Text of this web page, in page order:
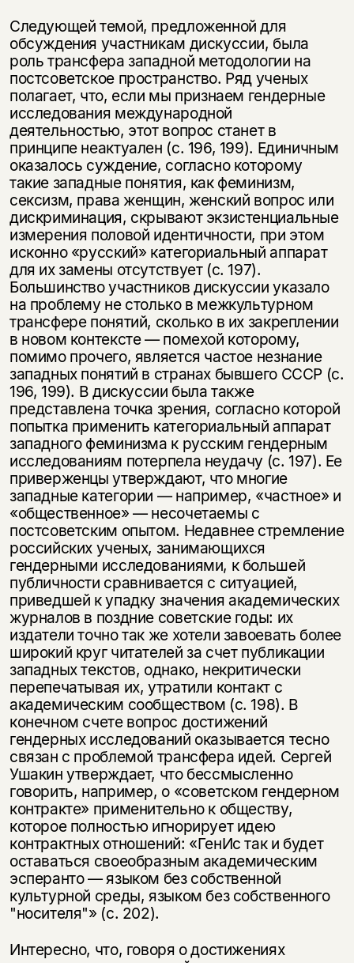
Следующей темой, предложенной для
обсуждения участникам дискуссии, была
роль трансфера западной методологии на
постсоветское пространство. Ряд ученых
полагает, что, если мы признаем гендерные
исследования меж­дународной
деятельностью, этот вопрос станет в
принципе неактуален (с. 196, 199). Единичным
оказалось суждение, согласно которому
такие западные по­нятия, как феминизм,
сексизм, права женщин, женский вопрос или
дискри­минация, скрывают экзистенциальные
измерения половой идентичности, при этом
исконно «русский» категориальный аппарат
для их замены отсут­ствует (с. 197).
Большинство участников дискуссии указало
на проблему не столько в межкультурном
трансфере понятий, сколько в их закреплении
в новом контексте — помехой которому,
помимо прочего, является частое незнание
западных понятий в странах бывшего СССР (с.
196, 199). В дискус­сии была также
представлена точка зрения, согласно которой
попытка при­менить категориальный аппарат
западного феминизма к русским гендерным
исследованиям потерпела неудачу (с. 197). Ее
приверженцы утверждают, что многие
западные категории — например, «частное» и
«общественное» — несочетаемы с
постсоветским опытом. Недавнее стремление
российских уче­ных, занимающихся
гендерными исследованиями, к большей
публичности сравнивается с ситуацией,
приведшей к упадку значения академических
жур­налов в поздние советские годы: их
издатели точно так же хотели завоевать более
широкий круг читателей за счет публикации
западных текстов, однако, некритически
перепечатывая их, утратили контакт с
академическим сообще­ством (с. 198). В
конечном счете вопрос достижений
гендерных исследова­ний оказывается тесно
связан с проблемой трансфера идей. Сергей
Ушакин утверждает, что бессмысленно
говорить, например, о «советском гендерном
контракте» применительно к обществу,
которое полностью игнорирует идею
контрактных отношений: «ГенИс так и будет
оставаться своеобразным ака­демическим
эсперанто — языком без собственной
культурной среды, языком без собственного
"носителя"» (с. 202).
Интересно, что, говоря о достижениях